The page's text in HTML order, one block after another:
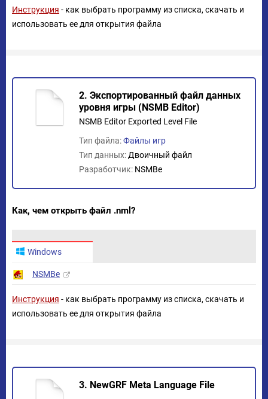
Инструкция - как выбрать программу из списка, скачать и
использовать ее для открытия файла
2. Экспортированный файл данных
уровня игры (NSMB Editor)
NSMB Editor Exported Level File
Тип файла:Файлы игр
Тип данных: Двоичный файл
Разработчик: NSMBe
Как, чем открыть файл .nml?
Windows
NSMBe
Инструкция - как выбрать программу из списка, скачать и
использовать ее для открытия файла
3. NewGRF Meta Language File